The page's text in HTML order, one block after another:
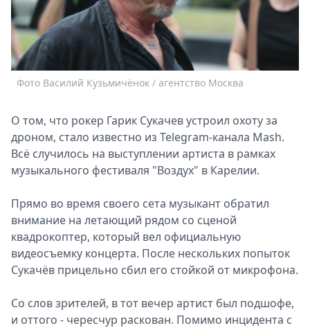
Звезды
Выборы
Скачай
Metro
Фото Василий Кузьмичёнок / агентство Москва
О том, что рокер Гарик Сукачев устроил охоту за
дроном, стало известно из Telegram-канала Mash.
Всё случилось на выступлении артиста в рамках
музыкального фестиваля "Воздух" в Карелии.
Прямо во время своего сета музыкант обратил
внимание на летающий рядом со сценой
квадрокоптер, который вел официальную
видеосъемку концерта. После нескольких попыток
Сукачёв прицельно сбил его стойкой от микрофона.
Со слов зрителей, в тот вечер артист был подшофе,
и оттого - чересчур раскован. Помимо инцидента с